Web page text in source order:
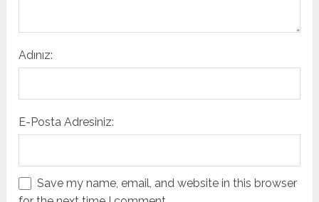
Adınız:
E-Posta Adresiniz:
Save my name, email, and website in this browser